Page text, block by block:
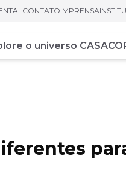
CONTATOIMPRENSA
de busca
pelo menos três